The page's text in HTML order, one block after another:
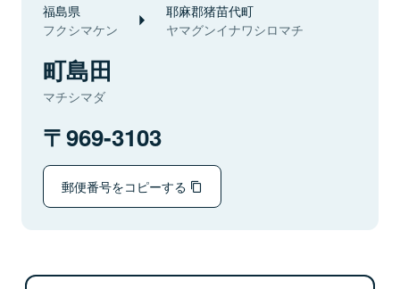
福島県
フクシマケン
耶麻郡猪苗代町
ヤマグンイナワシロマチ
町島田
マチシマダ
969-3103
郵便番号をコピーする